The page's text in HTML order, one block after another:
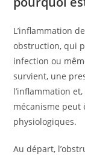
L’inflammation
obstruction, qui
infection ou
survient, une
l’inflammation
mécanisme peut
physiologiques.
Au départ,